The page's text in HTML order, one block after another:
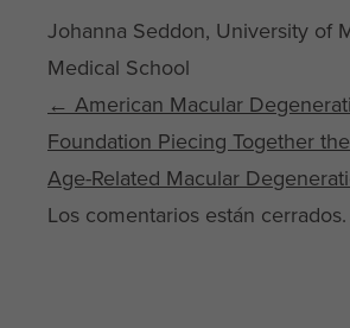
Johanna Seddon, University of
Medical School
Post navigation
← American Macular
Foundation Piecing Together
Age-Related Macular
Los comentarios están cerrados.